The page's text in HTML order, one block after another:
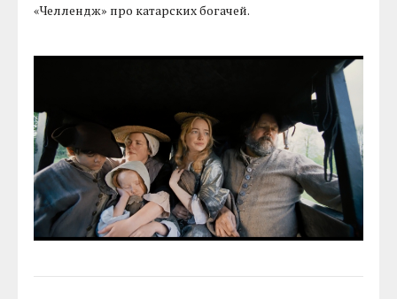
«Челлендж» про катарских богачей.